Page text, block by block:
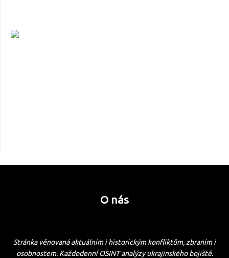
O nás
Stránka věnovaná aktuálním i historickým konfliktům, zbraním i
osobnostem. Každodenní OSINT analýzy ukrajinského bojiště.